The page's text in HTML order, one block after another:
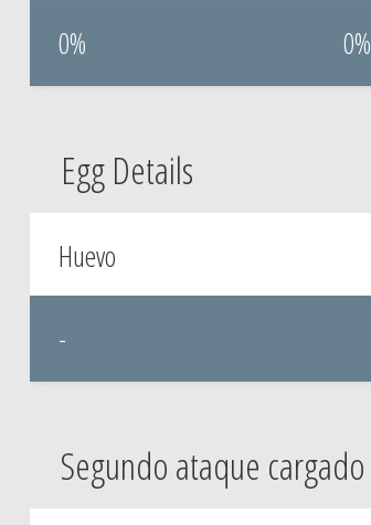
0% 0%
Egg Details
Huevo
-
Segundo ataque cargado